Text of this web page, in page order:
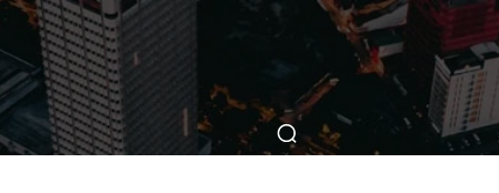
Críticas Breve Nos Cinemas Matérias Nos Cinemas